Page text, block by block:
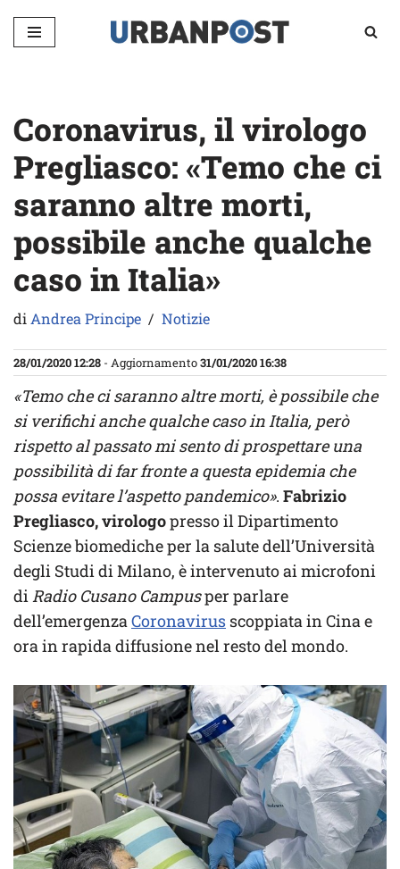
Vai
Coronavirus, il virologo
Pregliasco: «Temo che ci
saranno altre morti,
possibile anche qualche
caso in Italia»
diAndrea Principe Notizie
28/01/2020 12:28 - Aggiornamento31/01/2020 16:38
«Temo che ci saranno altre morti, è possibile che
si verifichi anche qualche caso in Italia, però
rispetto al passato mi sento di prospettare una
possibilità di far fronte a questa epidemia che
possa evitare l’aspetto pandemico». Fabrizio
Pregliasco, virologopresso il Dipartimento
Scienze biomediche per la salute dell’Università
degli Studi di Milano, è intervenuto ai microfoni
diRadio Cusano Campusper parlare
dell’emergenzaCoronavirus scoppiata in Cina e
ora in rapida diffusione nel resto del mondo.